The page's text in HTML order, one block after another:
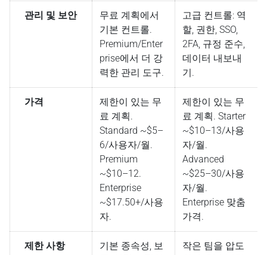
관리 및 보안
무료 계획에서
기본 컨트롤.
Premium/Enter
prise에서 더 강
력한 관리 도구.
고급 컨트롤: 역
할, 권한, SSO,
2FA, 규정 준수,
데이터 내보내
기.
가격
제한이 있는 무
료 계획.
Standard ~$5–
6/사용자/월.
Premium
~$10–12.
Enterprise
~$17.50+/사용
자.
제한이 있는 무
료 계획. Starter
~$10–13/사용
자/월.
Advanced
~$25–30/사용
자/월.
Enterprise 맞춤
가격.
제한 사항
기본 종속성, 보
작은 팀을 압도